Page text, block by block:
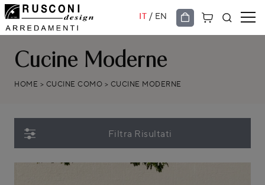
IT / EN
Cucine Moderne
HOME > CUCINE COMO > CUCINE MODERNE
Filtra Risultati